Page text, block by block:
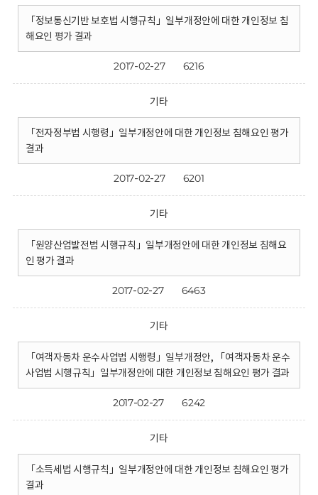
「정보통신기반 보호법 시행규칙」일부개정안에 대한 개인정보 침
해요인 평가 결과
2017-02-27 6216
기타
「전자정부법 시행령」일부개정안에 대한 개인정보 침해요인 평가
결과
2017-02-27 6201
기타
「원양산업발전법 시행규칙」일부개정안에 대한 개인정보 침해요
인 평가 결과
2017-02-27 6463
기타
「여객자동차 운수사업법 시행령」일부개정안, 「여객자동차 운수
사업법 시행규칙」일부개정안에 대한 개인정보 침해요인 평가 결과
2017-02-27 6242
기타
「소득세법 시행규칙」일부개정안에 대한 개인정보 침해요인 평가
결과